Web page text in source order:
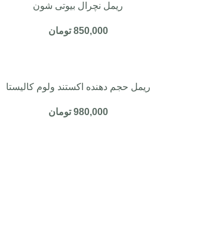
ریمل نچرال بیوتی شون
850,000 تومان
ریمل حجم دهنده اکستند ولوم کالیستا
980,000 تومان